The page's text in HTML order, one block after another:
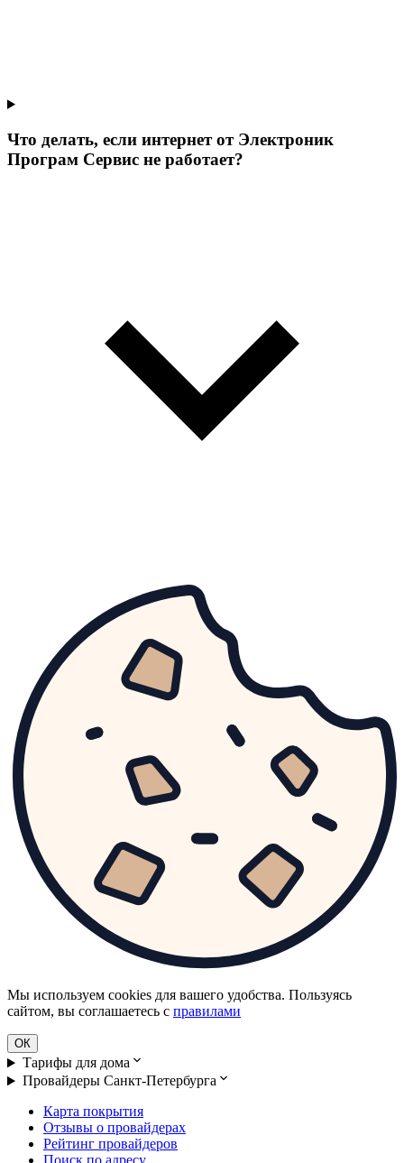
Что делать, если интернет от Электроник
Програм Сервис не работает?
Мы используем cookies для вашего удобства. Пользуясь
сайтом, вы соглашаетесь с правилами
ОК
Тарифы для дома
Провайдеры Санкт-Петербурга
Карта покрытия
Отзывы о провайдерах
Рейтинг провайдеров